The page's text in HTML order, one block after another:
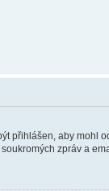
přihlášen, aby
zpráv a